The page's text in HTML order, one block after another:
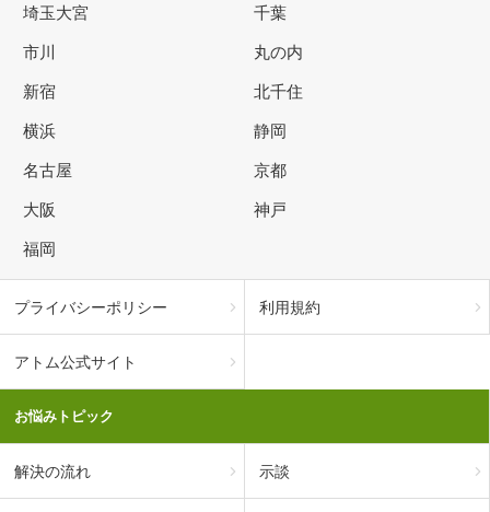
埼玉大宮 千葉
市川 丸の内
新宿 北千住
横浜 静岡
名古屋 京都
大阪 神戸
福岡
プライバシーポリシー 利用規約
アトム公式サイト
お悩みトピック
解決の流れ 示談